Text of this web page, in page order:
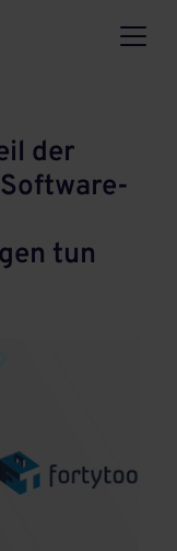
der
tun